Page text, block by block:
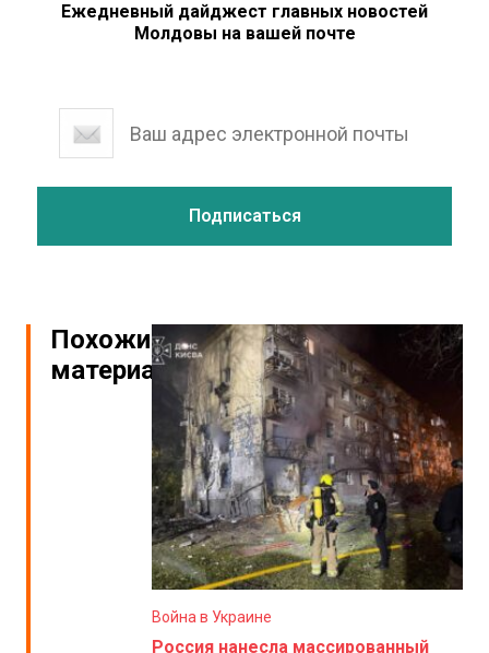
Ежедневный дайджест главных новостей
Молдовы на вашей почте
Похожие
материалы
Война в Украине
Россия нанесла массированный